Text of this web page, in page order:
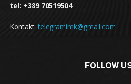
tel: +389 70519504
Kontakt:telegramimk@gmail.com
FOLLOW